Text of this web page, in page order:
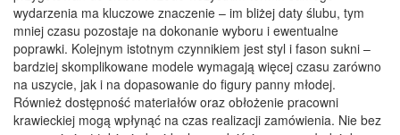
wydarzenia ma kluczowe znaczenie – im bliżej daty ślubu, tym
mniej czasu pozostaje na dokonanie wyboru i ewentualne
poprawki. Kolejnym istotnym czynnikiem jest styl i fason sukni –
bardziej skomplikowane modele wymagają więcej czasu zarówno
na uszycie, jak i na dopasowanie do figury panny młodej.
Również dostępność materiałów oraz obłożenie pracowni
krawieckiej mogą wpłynąć na czas realizacji zamówienia. Nie bez